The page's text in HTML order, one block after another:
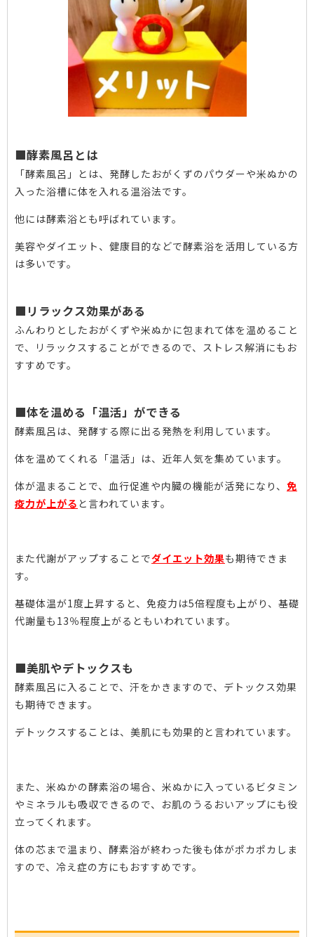
■酵素風呂とは
「酵素風呂」とは、発酵したおがくずのパウダーや米ぬかの
入った浴槽に体を入れる温浴法です。
他には酵素浴とも呼ばれています。
美容やダイエット、健康目的などで酵素浴を活用している方
は多いです。
■リラックス効果がある
ふんわりとしたおがくずや米ぬかに包まれて体を温めること
で、リラックスすることができるので、ストレス解消にもお
すすめです。
■体を温める「温活」ができる
酵素風呂は、発酵する際に出る発熱を利用しています。
体を温めてくれる「温活 」は、近年人気を集めています。
体が温まることで、血行促進や内臓の機能が活発になり、 免
疫力が上がる と言われています。
また代謝がアップすることでダイエット効果も期待できま
す。
基礎体温が1度上昇すると、免疫力は5倍程度も上がり、基礎
代謝量も13％程度上がるともいわれています。
■美肌やデトックスも
酵素風呂に入ることで、汗をかきますので、デトックス効果
も期待できます。
デトックスすることは、美肌にも効果的と言われています。
また、米ぬかの酵素浴の場合、米ぬかに入っているビタミン
やミネラルも吸収できるので、お肌のうるおいアップにも役
立ってくれます。
体の芯まで温まり、酵素浴が終わった後も体がポカポカしま
すので、冷え症の方にもおすすめです。